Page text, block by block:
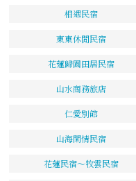
相遇民宿
東東休閒民宿
花蓮歸園田居民宿
山水商務旅店
仁愛別館
山海閑情民宿
花蓮民宿～牧雲民宿